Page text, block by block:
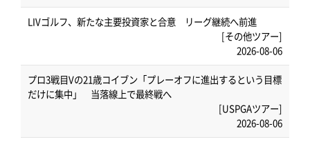
LIVゴルフ、新たな主要投資家と合意 リーグ継続へ前進
[その他ツアー]
2026-08-06
プロ3戦目Vの21歳コイブン「プレーオフに進出するという目標
だけに集中」 当落線上で最終戦へ
[USPGAツアー]
2026-08-06